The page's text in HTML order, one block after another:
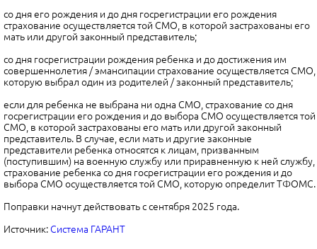
со дня его рождения и до дня госрегистрации его рождения
страхование осуществляется той СМО, в которой застрахованы его
мать или другой законный представитель;
со дня госрегистрации рождения ребенка и до достижения им
совершеннолетия / эмансипации страхование осуществляется СМО,
которую выбрал один из родителей / законный представитель;
если для ребенка не выбрана ни одна СМО, страхование со дня
госрегистрации его рождения и до выбора СМО осуществляется той
СМО, в которой застрахованы его мать или другой законный
представитель. В случае, если мать и другие законные
представители ребенка относятся к лицам, призванным
(поступившим) на военную службу или приравненную к ней службу,
страхование ребенка со дня госрегистрации его рождения и до
выбора СМО осуществляется той СМО, которую определит ТФОМС.
Поправки начнут действовать с сентября 2025 года.
Источник: Система ГАРАНТ